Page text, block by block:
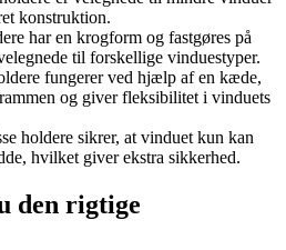
konstruktion.
har en krogform og fastgøres på
til forskellige vinduestyper.
fungerer ved hjælp af en kæde,
og giver fleksibilitet i vinduets
holdere sikrer, at vinduet kun kan
hvilket giver ekstra sikkerhed.
den rigtige